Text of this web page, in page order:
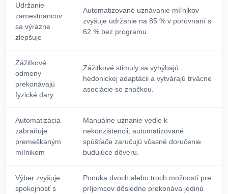
Udržanie
zamestnancov
sa výrazne
zlepšuje
Automatizované uznávanie míľnikov
zvyšuje udržanie na 85 % v porovnaní s
62 % bez programu.
Zážitkové
odmeny
prekonávajú
fyzické dary
Zážitkové stimuly sa vyhýbajú
hedonickej adaptácii a vytvárajú trvácne
asociácie so značkou.
Automatizácia
zabraňuje
premeškaným
míľnikom
Manuálne uznanie vedie k
nekonzistencii; automatizované
spúšťače zaručujú včasné doručenie
budujúce dôveru.
Výber zvyšuje
spokojnosť s
Ponuka dvoch alebo troch možností pre
príjemcov dôsledne prekonáva jedinú